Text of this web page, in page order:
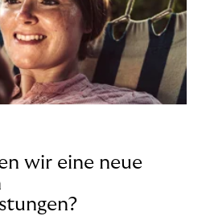
wir eine neue